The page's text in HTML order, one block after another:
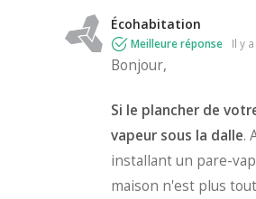
Écohabitation
Meilleure réponse il y
Bonjour,
Si le plancher de
vapeur sous la dalle.
installant un pare-
maison n'est plus